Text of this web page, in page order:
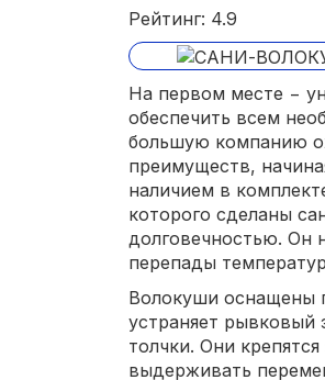
Рейтинг: 4.9
На первом месте −
обеспечить всем
большую компанию
преимуществ,
наличием в
которого сделаны
долговечностью. Он
перепады
Волокуши оснащены
устраняет рывковый
толчки. Они
выдерживать